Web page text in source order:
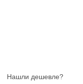
Нашли дешевле?